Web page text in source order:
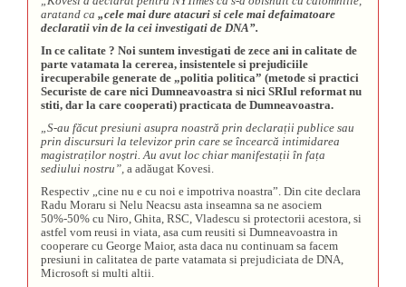
aratand ca„cele mai dure atacuri si cele mai defaimatoare
declaratii vin de la cei investigati de DNA”.
In ce calitate ? Noi suntem investigati de zece ani in calitate de
parte vatamata la cererea, insistentele si prejudiciile
irecuperabile generate de „politia politica” (metode si practici
Securiste de care nici Dumneavoastra si nici SRIul reformat nu
stiti, dar la care cooperati) practicata de Dumneavoastra.
„S-au făcut presiuni asupra noastră prin declarații publice sau
prin discursuri la televizor prin care se încearcă intimidarea
magistraților noștri. Au avut loc chiar manifestații în fața
sediului nostru”, a adăugat Kovesi.
Respectiv „cine nu e cu noi e impotriva noastra”. Din cite declara
Radu Moraru si Nelu Neacsu asta inseamna sa ne asociem
50%-50% cu Niro, Ghita, RSC, Vladescu si protectorii acestora, si
astfel vom reusi in viata, asa cum reusiti si Dumneavoastra in
cooperare cu George Maior, asta daca nu continuam sa facem
presiuni in calitatea de parte vatamata si prejudiciata de DNA,
Microsoft si multi altii.